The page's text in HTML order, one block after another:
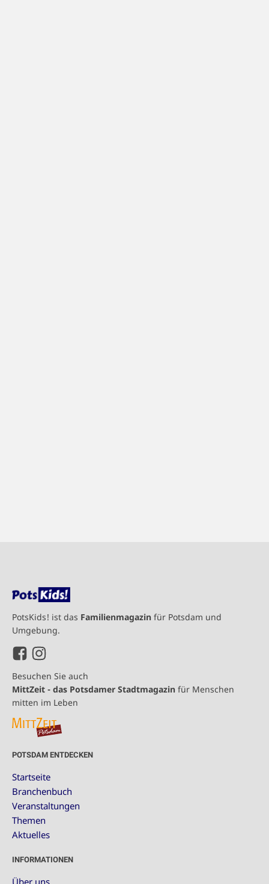
PotsKids! ist das Familienmagazin für Potsdam und
Umgebung.
Besuchen Sie auch
MittZeit - das Potsdamer Stadtmagazin für Menschen
mitten im Leben
POTSDAM ENTDECKEN
Startseite
Branchenbuch
Veranstaltungen
Themen
Aktuelles
INFORMATIONEN
Über uns